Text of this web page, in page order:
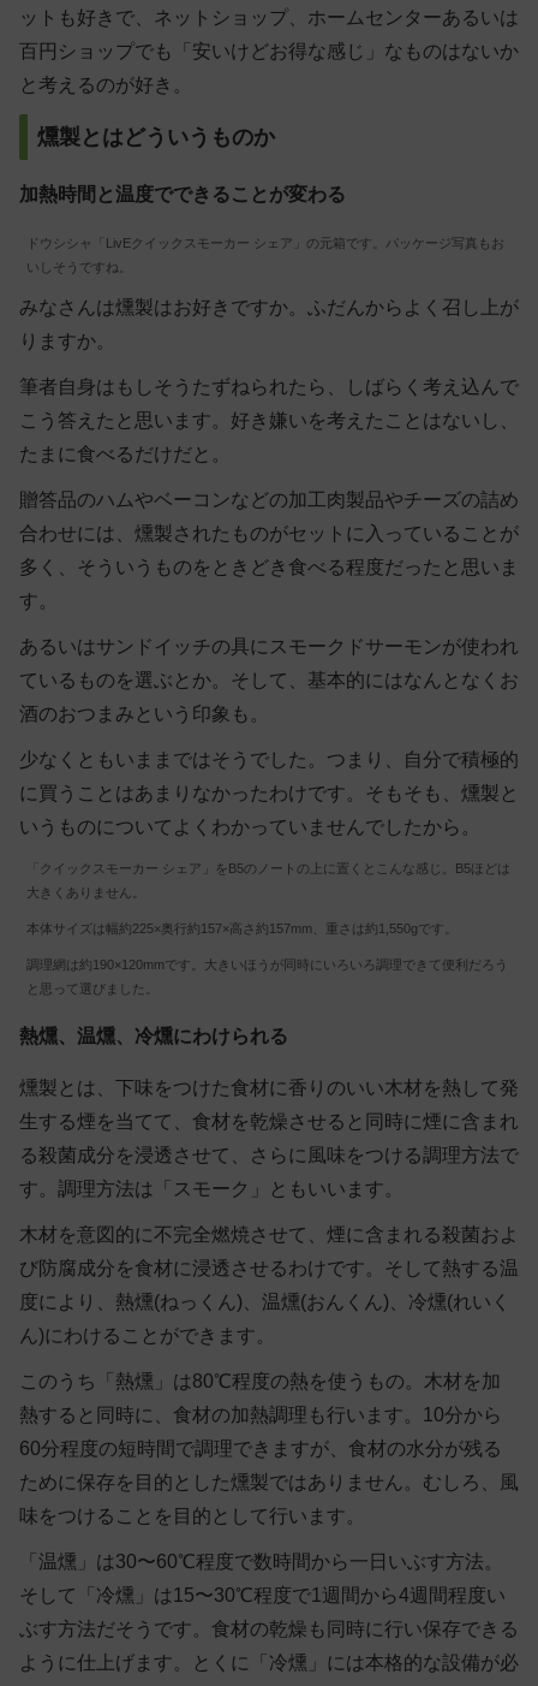
ットも好きで、ネットショップ、ホームセンターあるいは
百円ショップでも「安いけどお得な感じ」なものはないか
と考えるのが好き。
燻製とはどういうものか
加熱時間と温度でできることが変わる
ドウシシャ「LivEクイックスモーカー シェア」の元箱です。パッケージ写真もお
いしそうですね。
みなさんは燻製はお好きですか。ふだんからよく召し上が
りますか。
筆者自身はもしそうたずねられたら、しばらく考え込んで
こう答えたと思います。好き嫌いを考えたことはないし、
たまに食べるだけだと。
贈答品のハムやベーコンなどの加工肉製品やチーズの詰め
合わせには、燻製されたものがセットに入っていることが
多く、そういうものをときどき食べる程度だったと思いま
す。
あるいはサンドイッチの具にスモークドサーモンが使われ
ているものを選ぶとか。そして、基本的にはなんとなくお
酒のおつまみという印象も。
少なくともいままではそうでした。つまり、自分で積極的
に買うことはあまりなかったわけです。そもそも、燻製と
いうものについてよくわかっていませんでしたから。
「クイックスモーカー シェア」をB5のノートの上に置くとこんな感じ。B5ほどは
大きくありません。
本体サイズは幅約225×奥行約157×高さ約157mm、重さは約1,550gです。
調理網は約190×120mmです。大きいほうが同時にいろいろ調理できて便利だろう
と思って選びました。
熱燻、温燻、冷燻にわけられる
燻製とは、下味をつけた食材に香りのいい木材を熱して発
生する煙を当てて、食材を乾燥させると同時に煙に含まれ
る殺菌成分を浸透させて、さらに風味をつける調理方法で
す。調理方法は「スモーク」ともいいます。
木材を意図的に不完全燃焼させて、煙に含まれる殺菌およ
び防腐成分​​を食材に浸透させるわけです。そして熱する温
度により、熱燻(ねっくん)、温燻(おんくん)、冷燻(れいく
ん)にわけることができます。
このうち「熱燻」は80℃程度の熱を使うもの。木材を加
熱すると同時に、食材の加熱調理も行います。10分から
60分程度の短時間で調理できますが、食材の水分が残る
ために保存を目的とした燻製ではありません。むしろ、風
味をつけることを目的として行います。
「温燻」は30〜60℃程度で数時間から一日いぶす方法。
そして「冷燻」は15〜30℃程度で1週間から4週間程度い
ぶす方法だそうです。食材の乾燥も同時に行い保存できる
ように仕上げます。とくに「冷燻」には本格的な設備が必